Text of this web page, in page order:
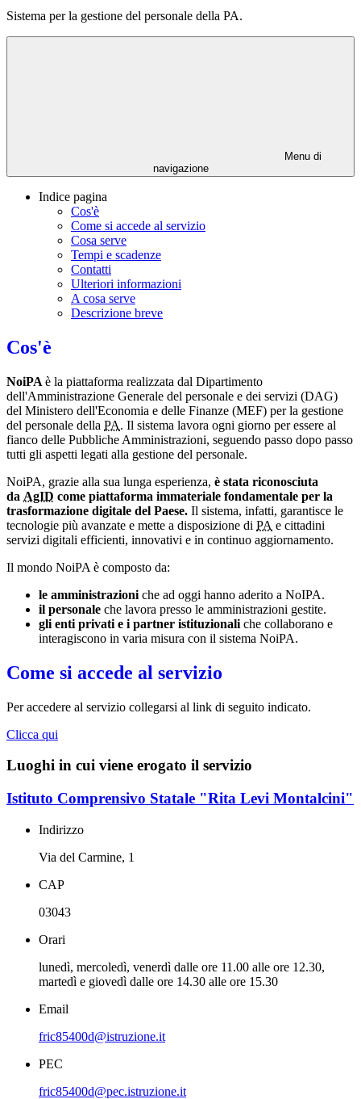
Sistema per la gestione del personale della PA.
Menu di
navigazione
Indice pagina
Cos'è
Come si accede al servizio
Cosa serve
Tempi e scadenze
Contatti
Ulteriori informazioni
A cosa serve
Descrizione breve
Cos'è
NoiPA è la piattaforma realizzata dal Dipartimento
dell'Amministrazione Generale del personale e dei servizi (DAG)
del Ministero dell'Economia e delle Finanze (MEF) per la gestione
del personale della PA. Il sistema lavora ogni giorno per essere al
fianco delle Pubbliche Amministrazioni, seguendo passo dopo passo
tutti gli aspetti legati alla gestione del personale.
NoiPA, grazie alla sua lunga esperienza, è stata riconosciuta
da AgID come piattaforma immateriale fondamentale per la
trasformazione digitale del Paese. Il sistema, infatti, garantisce le
tecnologie più avanzate e mette a disposizione di PA e cittadini
servizi digitali efficienti, innovativi e in continuo aggiornamento.
Il mondo NoiPA è composto da:
le amministrazioni che ad oggi hanno aderito a NoIPA.
il personale che lavora presso le amministrazioni gestite.
gli enti privati e i partner istituzionali che collaborano e
interagiscono in varia misura con il sistema NoiPA.
Come si accede al servizio
Per accedere al servizio collegarsi al link di seguito indicato.
Clicca qui
Luoghi in cui viene erogato il servizio
Istituto Comprensivo Statale "Rita Levi Montalcini"
Indirizzo
Via del Carmine, 1
CAP
03043
Orari
lunedì, mercoledì, venerdì dalle ore 11.00 alle ore 12.30,
martedì e giovedì dalle ore 14.30 alle ore 15.30
Email
fric85400d@istruzione.it
PEC
fric85400d@pec.istruzione.it